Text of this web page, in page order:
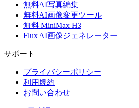
無料AI写真編集
無料AI画像変更ツール
無料 MiniMax H3
Flux AI画像ジェネレーター
サポート
プライバシーポリシー
利用規約
お問い合わせ